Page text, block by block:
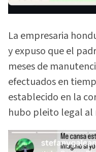
La empresaria
y expuso que el
meses de
efectuados en
establecido en la
hubo pleito legal al